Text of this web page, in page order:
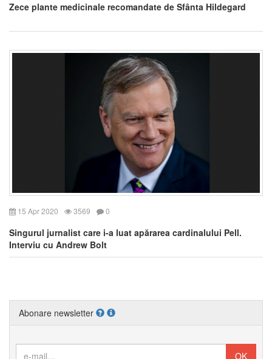
Zece plante medicinale recomandate de Sfânta Hildegard
15 Apr 2020 3569 0
Singurul jurnalist care i-a luat apărarea cardinalului Pell.
Interviu cu Andrew Bolt
Abonare newsletter